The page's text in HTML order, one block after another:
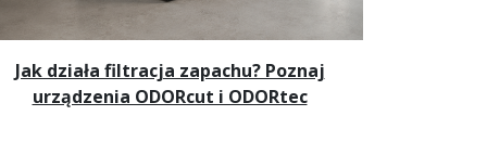
Jak działa filtracja zapachu? Poznaj
urządzenia ODORcut i ODORtec